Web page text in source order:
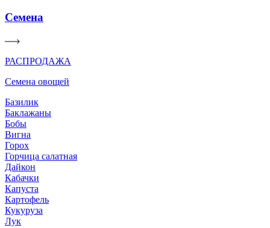
Семена
РАСПРОДАЖА
Семена овощей
Базилик
Баклажаны
Бобы
Вигна
Горох
Горчица салатная
Дайкон
Кабачки
Капуста
Картофель
Кукуруза
Лук